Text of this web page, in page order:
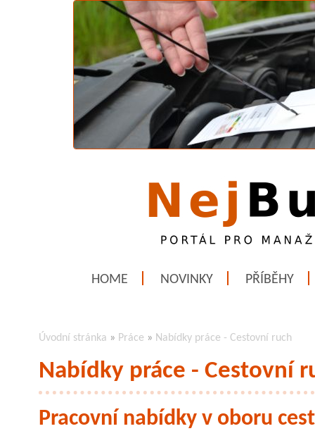
HOME NOVINKY PŘÍBĚHY
Úvodní stránka » Práce » Nabídky práce - Cestovní ruch
Nabídky práce - Cestovní
Pracovní nabídky v oboru